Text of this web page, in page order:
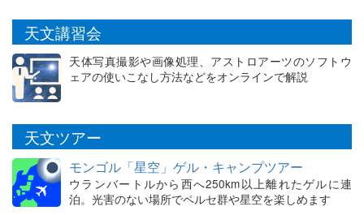
天文講習会
天体写真撮影や画像処理、アストロアーツのソフトウ
ェアの使いこなし方法などをオンラインで解説
天文ツアー
モンゴル「星空」ゲル・キャンプツアー
ウランバートルから西へ250km以上離れたゲルに連
泊。光害のない場所でペルセ群や星空を楽しめます